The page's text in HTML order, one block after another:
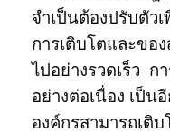
จำเป็นต้องปรับตัว
การเติบโตและขอ
ไปอย่างรวดเร็ว
อย่างต่อเนื่อง เป็น
องค์กรสามารถเติ